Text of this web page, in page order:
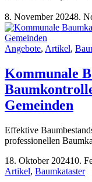
8. November 20248.
Angebote, Artikel,
Kommunale
Gemeinden
Effektive
professionellen
18. Oktober 202410.
Artikel, Baumkataster